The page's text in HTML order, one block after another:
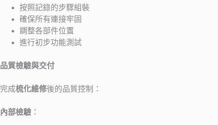
按照記錄的步驟組裝
確保所有連接牢固
調整各部件位置
進行初步功能測試
品質檢驗與交付
完成梳化維修後的品質控制：
內部檢驗 ：